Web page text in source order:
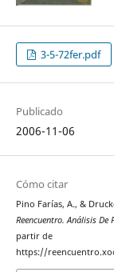
3-5-72fer.pdf
Publicado
2006-11-06
Cómo citar
Pino Farías, A., &
Reencuentro. Análisis
partir de
https://